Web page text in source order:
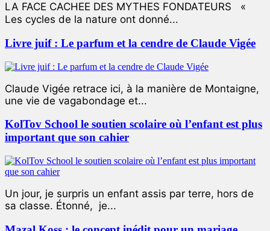
LA FACE CACHEE DES MYTHES FONDATEURS «
Les cycles de la nature ont donné...
Livre juif : Le parfum et la cendre de Claude Vigée
Claude Vigée retrace ici, à la manière de Montaigne,
une vie de vagabondage et...
KolTov School le soutien scolaire où l’enfant est plus
important que son cahier
Un jour, je surpris un enfant assis par terre, hors de
sa classe. Étonné, je...